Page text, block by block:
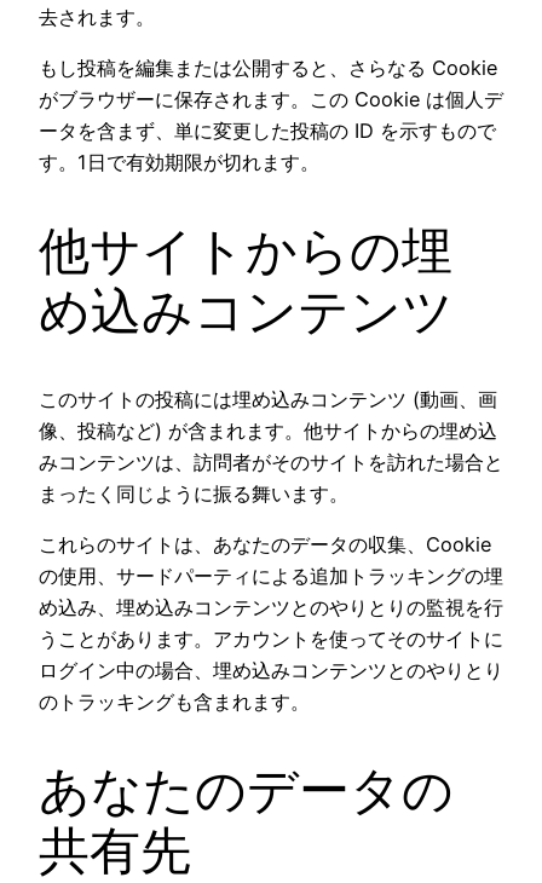
去されます。
もし投稿を編集または公開すると、さらなる Cookie
がブラウザーに保存されます。この Cookie は個人デ
ータを含まず、単に変更した投稿の ID を示すもので
す。1日で有効期限が切れます。
他サイトからの埋
め込みコンテンツ
このサイトの投稿には埋め込みコンテンツ (動画、画
像、投稿など) が含まれます。他サイトからの埋め込
みコンテンツは、訪問者がそのサイトを訪れた場合と
まったく同じように振る舞います。
これらのサイトは、あなたのデータの収集、Cookie
の使用、サードパーティによる追加トラッキングの埋
め込み、埋め込みコンテンツとのやりとりの監視を行
うことがあります。アカウントを使ってそのサイトに
ログイン中の場合、埋め込みコンテンツとのやりとり
のトラッキングも含まれます。
あなたのデータの
共有先